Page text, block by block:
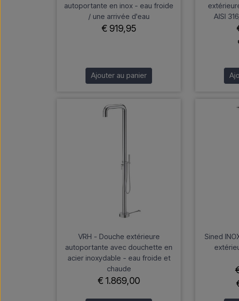
autoportante en inox - eau froide
/ une arrivée d'eau
€ 919,95
Ajouter au panier
AISI
VRH - Douche extérieure
autoportante avec douchette en
acier inoxydable - eau froide et
chaude
€ 1.869,00
Sined